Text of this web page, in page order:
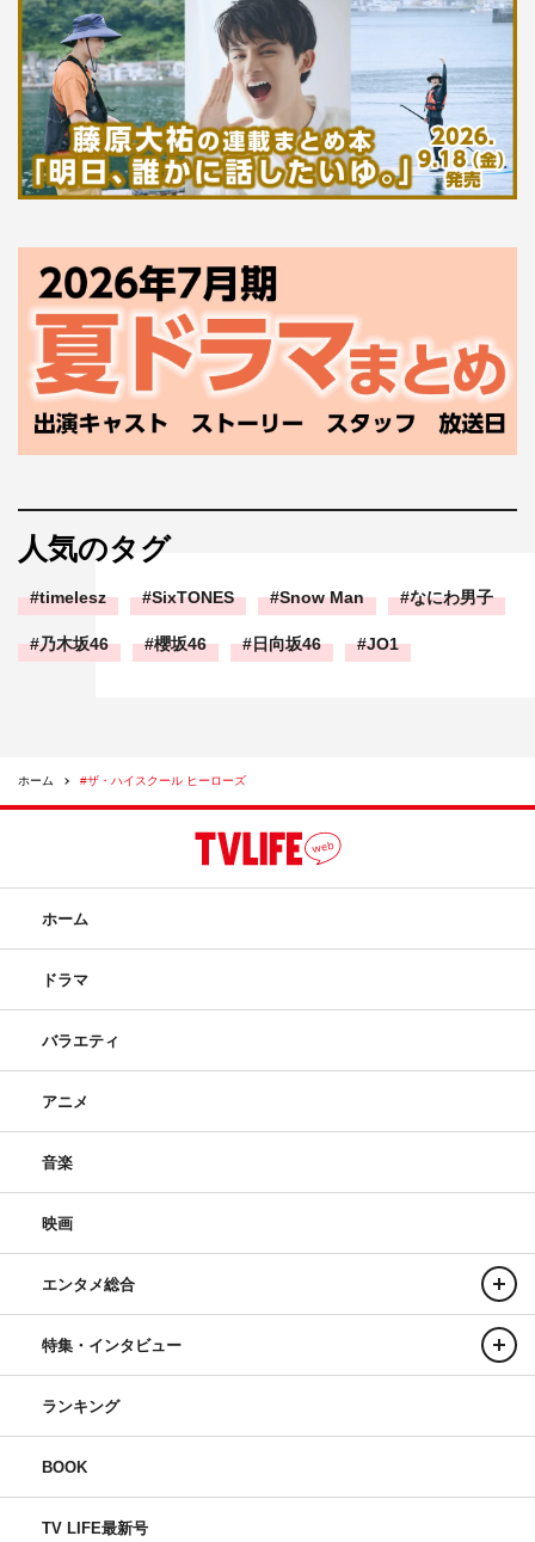
人気のタグ
timelesz SixTONES Snow Man なにわ男子
乃木坂46 櫻坂46 日向坂46 JO1
ホーム #ザ・ハイスクール ヒーローズ
ホーム
ドラマ
バラエティ
アニメ
音楽
映画
エンタメ総合
特集・インタビュー
ランキング
BOOK
TV LIFE最新号